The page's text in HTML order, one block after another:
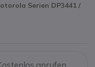
Serien DP3441 /
anrufen